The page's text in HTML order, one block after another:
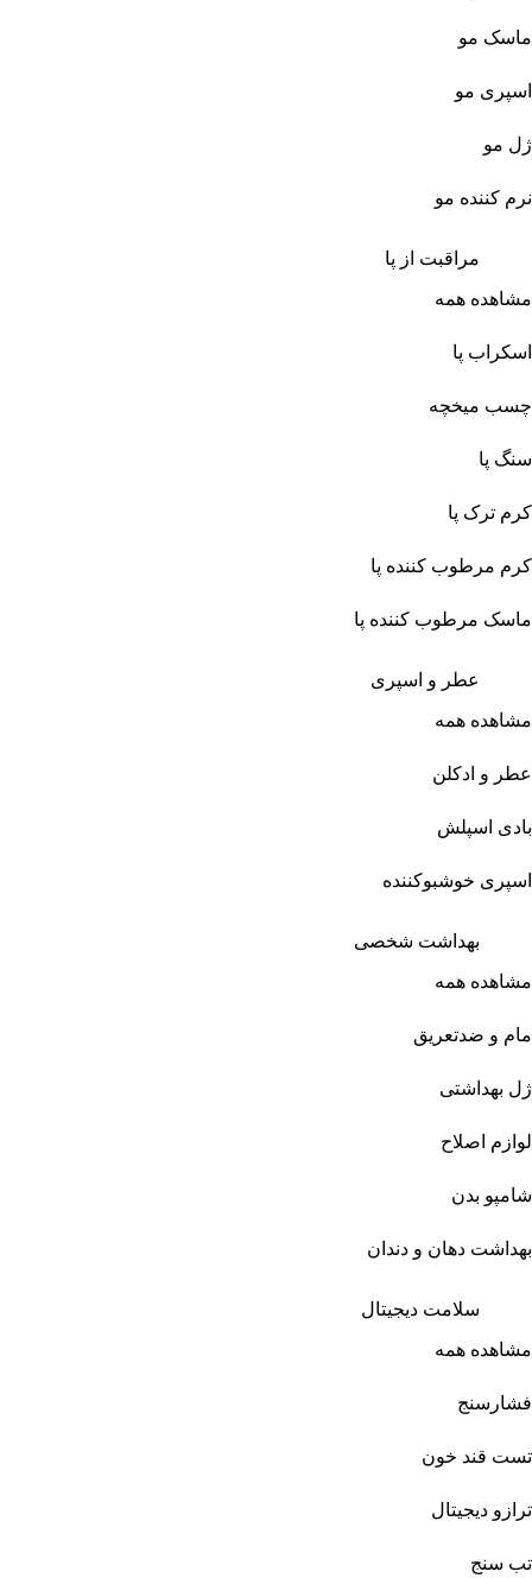
ماسک مو
اسپری مو
ژل مو
نرم کننده مو
مراقبت از پا
مشاهده همه
اسکراب پا
چسب میخچه
سنگ پا
کرم ترک پا
کرم مرطوب کننده پا
ماسک مرطوب کننده پا
عطر و اسپری
مشاهده همه
عطر و ادکلن
بادی اسپلش
اسپری خوشبوکننده
بهداشت شخصی
مشاهده همه
مام و ضدتعریق
ژل بهداشتی
لوازم اصلاح
شامپو بدن
بهداشت دهان و دندان
سلامت دیجیتال
مشاهده همه
فشارسنج
تست قند خون
ترازو دیجیتال
تب سنج